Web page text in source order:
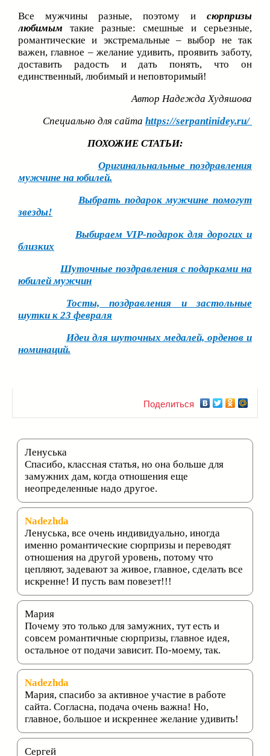
Все мужчины разные, поэтому и сюрпризы
любимым такие разные: смешные и серьезные,
романтические и экстремальные – выбор не так
важен, главное – желание удивить, проявить заботу,
доставить радость и дать понять, что он
единственный, любимый и неповторимый!
Автор Надежда Худяшова
Специально для сайта https://serpantinidey.ru/
ПОХОЖИЕ СТАТЬИ:
Оригинальнальные поздравления
мужчине на юбилей.
Выбрать подарок мужчине помогут
звезды!
Выбираем VIP-подарок для дорогих и
близких
Шуточные поздравления с подарками на
юбилей мужчин
Тосты, поздравления и застольные
шутки к 23 февраля
Идеи для шуточных медалей, орденов и
номинаций.
Поделиться
Ленуська
Спасибо, классная статья, но она больше для
замужних дам, когда отношения еще
неопределенные надо другое.
Nadezhda
Ленуська, все очень индивидуально, иногда
именно романтические сюрпризы и переводят
отношения на другой уровень, потому что
цепляют, задевают за живое, главное, сделать все
искренне! И пусть вам повезет!!!
Мария
Почему это только для замужних, тут есть и
совсем романтичные сюрпризы, главное идея,
остальное от подачи зависит. По-моему, так.
Nadezhda
Мария, спасибо за активное участие в работе
сайта. Согласна, подача очень важна! Но,
главное, большое и искреннее желание удивить!
Сергей